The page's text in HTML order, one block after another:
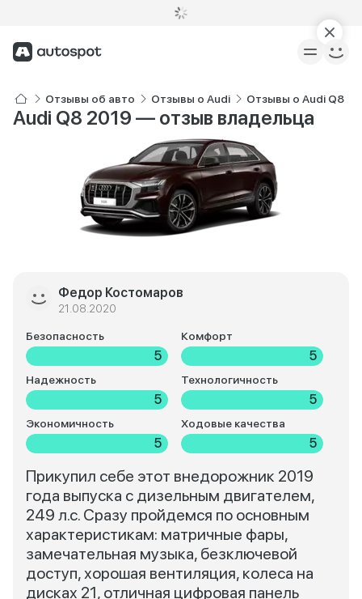
Отзывы об авто Отзывы о Audi Отзывы о Audi Q8
Audi Q8 2019 — отзыв владельца
Федор Костомаров
21.08.2020
Безопасность
5
Комфорт
5
Надежность
5
Технологичность
5
Экономичность
5
Ходовые качества
5
Прикупил себе этот внедорожник 2019
года выпуска с дизельным двигателем,
249 л.с. Сразу пройдемся по основным
характеристикам: матричные фары,
замечательная музыка, безключевой
доступ, хорошая вентиляция, колеса на
дисках 21, отличная цифровая панель